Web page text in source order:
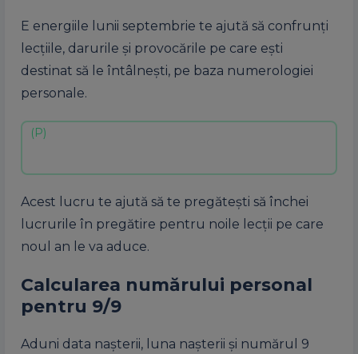
E energiile lunii septembrie te ajută să confrunți
lecțiile, darurile și provocările pe care ești
destinat să le întâlnești, pe baza numerologiei
personale.
Acest lucru te ajută să te pregătești să închei
lucrurile în pregătire pentru noile lecții pe care
noul an le va aduce.
Calcularea numărului personal
pentru 9/9
Aduni data nașterii, luna nașterii și numărul 9